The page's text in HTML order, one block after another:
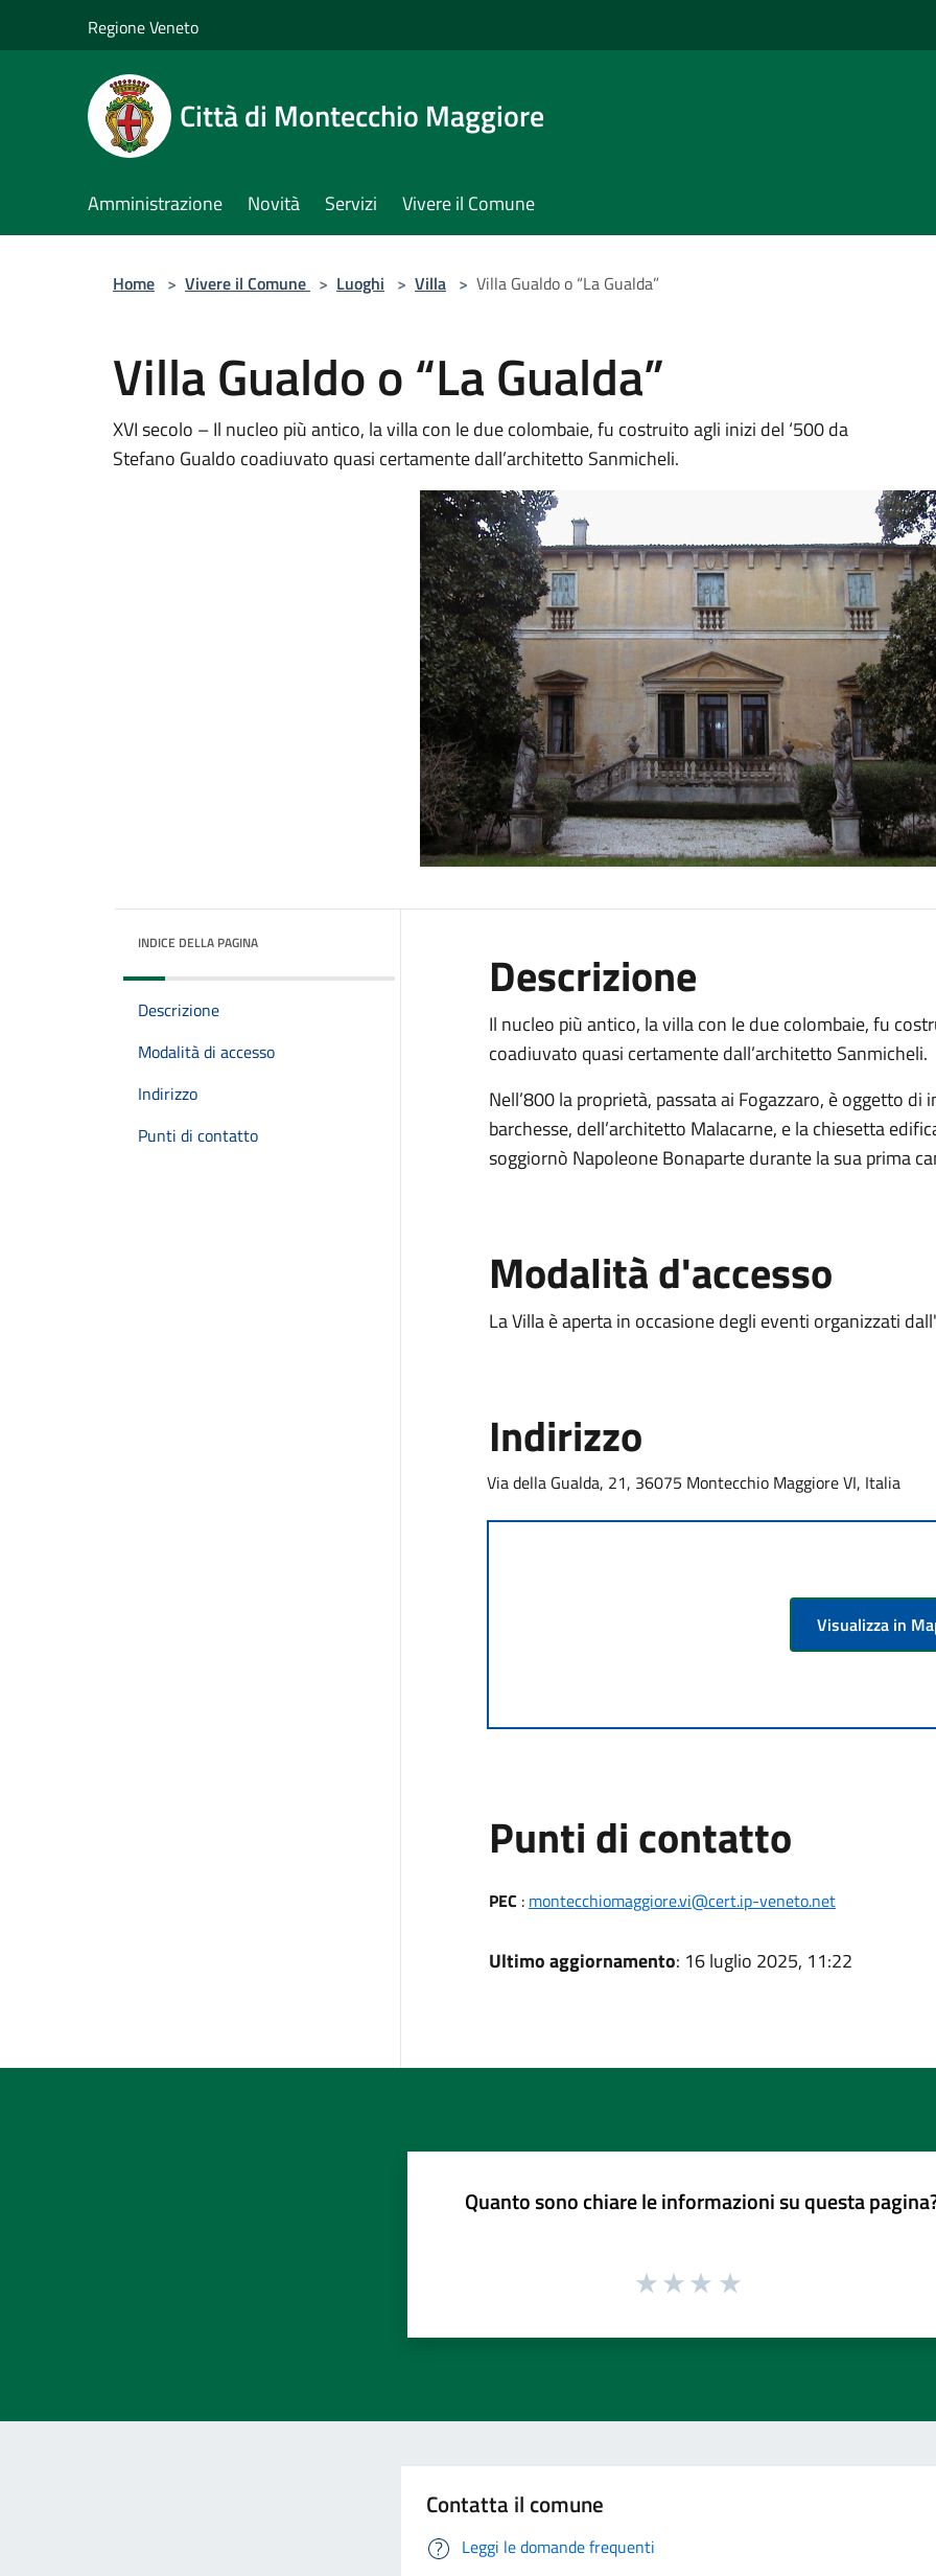
Regione Veneto
Città di Montecchio Maggiore
Amministrazione Novità Servizi Vivere il Comune
Home > Vivere il Comune > Luoghi > Villa > Villa Gualdo o “La Gualda”
Villa Gualdo o “La Gualda”
XVI secolo – Il nucleo più antico, la villa con le due colombaie, fu costruito agli inizi del ‘500 da
Stefano Gualdo coadiuvato quasi certamente dall’architetto Sanmicheli.
INDICE DELLA PAGINA
Descrizione
Modalità di accesso
Indirizzo
Punti di contatto
Descrizione
Il nucleo più antico, la villa con le due colombaie, fu
coadiuvato quasi certamente dall’architetto Sanmicheli.
Nell’800 la proprietà, passata ai Fogazzaro, è oggetto
barchesse, dell’architetto Malacarne, e la chiesetta
soggiornò Napoleone Bonaparte durante la sua prima
Modalità d'accesso
La Villa è aperta in occasione degli eventi organizzati
Indirizzo
Via della Gualda, 21, 36075 Montecchio Maggiore VI, Italia
Visualizza in
Punti di contatto
PEC : montecchiomaggiore.vi@cert.ip-veneto.net
Ultimo aggiornamento: 16 luglio 2025, 11:22
Quanto sono chiare le informazioni su questa
Contatta il comune
Leggi le domande frequenti